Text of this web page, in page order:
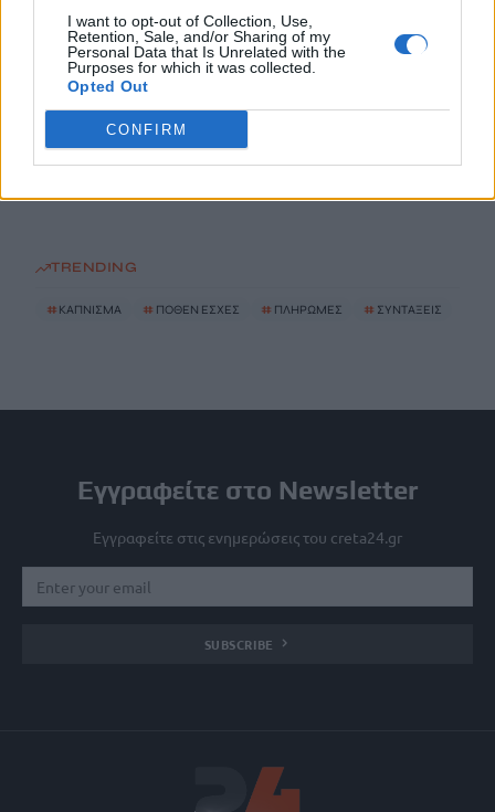
I want to opt-out of Collection, Use,
Retention, Sale, and/or Sharing of my
Personal Data that Is Unrelated with the
Purposes for which it was collected.
Opted Out
CONFIRM
τα Πρακτικά του Διεπιστημονικού Συνεδρίου «Ρένα
Κυριακού»
7 Αυγούστου, 2026
ΔΕΕΠ (ΝΟΔΕ) Ηρακλείου: Με έργα η κυβέρνηση Μητσοτάκη
TRENDING
# ΚΑΠΝΙΣΜΑ # ΠΟΘΕΝ ΕΣΧΕΣ # ΠΛΗΡΩΜΕΣ # ΣΥΝΤΑΞΕΙΣ
Εγγραφείτε στο Newsletter
Εγγραφείτε στις ενημερώσεις του creta24.gr
SUBSCRIBE